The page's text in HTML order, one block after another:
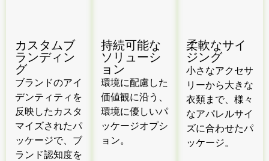
カスタムブ
ランディン
グ
ブランドのアイ
デンティティを
反映したカスタ
マイズされたパ
ッケージで、ブ
ランド認知度を
持続可能な
ソリューシ
ョン
環境に配慮した
価値観に沿う、
環境に優しいパ
ッケージオプシ
ョン。
柔軟なサイ
ジング
小さなアクセサ
リーから大きな
衣類まで、様々
なアパレルサイ
ズに合わせたパ
ッケージ。